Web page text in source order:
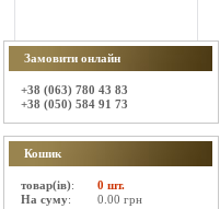
Замовити онлайн
+38 (063) 780 43 83
+38 (050) 584 91 73
Кошик
товар(ів):
0 шт.
На суму: 0.00 грн